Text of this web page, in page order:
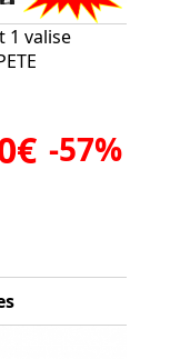
1 valise
-57%